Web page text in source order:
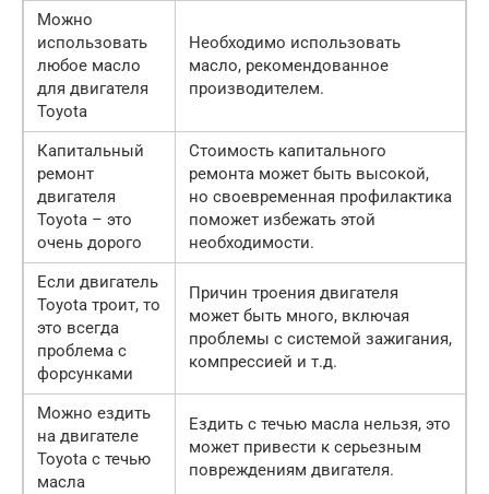
Можно
использовать
любое масло
для двигателя
Toyota
Необходимо использовать
масло, рекомендованное
производителем.
Капитальный
ремонт
двигателя
Toyota – это
очень дорого
Стоимость капитального
ремонта может быть высокой,
но своевременная профилактика
поможет избежать этой
необходимости.
Если двигатель
Toyota троит, то
это всегда
проблема с
форсунками
Причин троения двигателя
может быть много, включая
проблемы с системой зажигания,
компрессией и т.д.
Можно ездить
на двигателе
Toyota с течью
масла
Ездить с течью масла нельзя, это
может привести к серьезным
повреждениям двигателя.